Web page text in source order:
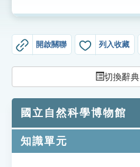
生字詞彙表
知識索引
單字索引
開啟關聯 列入收藏
切換辭典
國立自然科學博物館
知識單元